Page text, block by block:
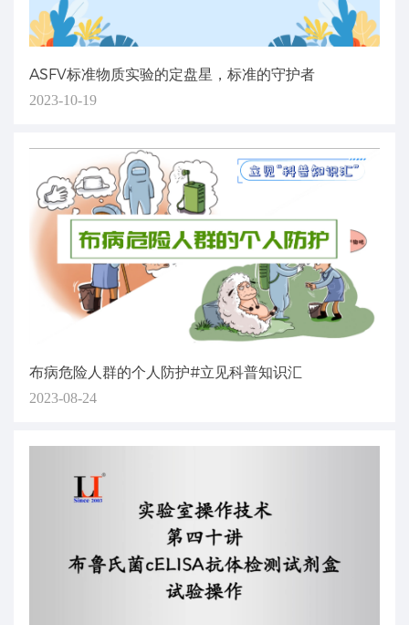
ASFV标准物质实验的定盘星，标准的守护者
2023-10-19
布病危险人群的个人防护#立见科普知识汇
2023-08-24